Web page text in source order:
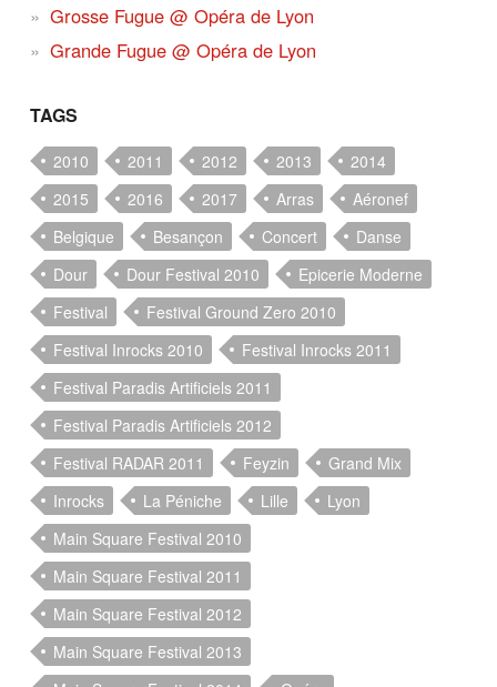
Grosse Fugue @ Opéra de Lyon
Grande Fugue @ Opéra de Lyon
TAGS
2010 2011 2012 2013
2014
2015
2016 2017 Arras
Aéronef
Belgique
Besançon Concert
Danse
Dour
Dour Festival 2010
Epicerie Moderne
Festival
Festival Ground Zero 2010
Festival Inrocks 2010
Festival Inrocks 2011
Festival Paradis Artificiels 2011
Festival Paradis Artificiels 2012
Festival RADAR 2011
Feyzin
Grand Mix
Inrocks
La Péniche Lille
Lyon
Main Square Festival 2010
Main Square Festival 2011
Main Square Festival 2012
Main Square Festival 2013